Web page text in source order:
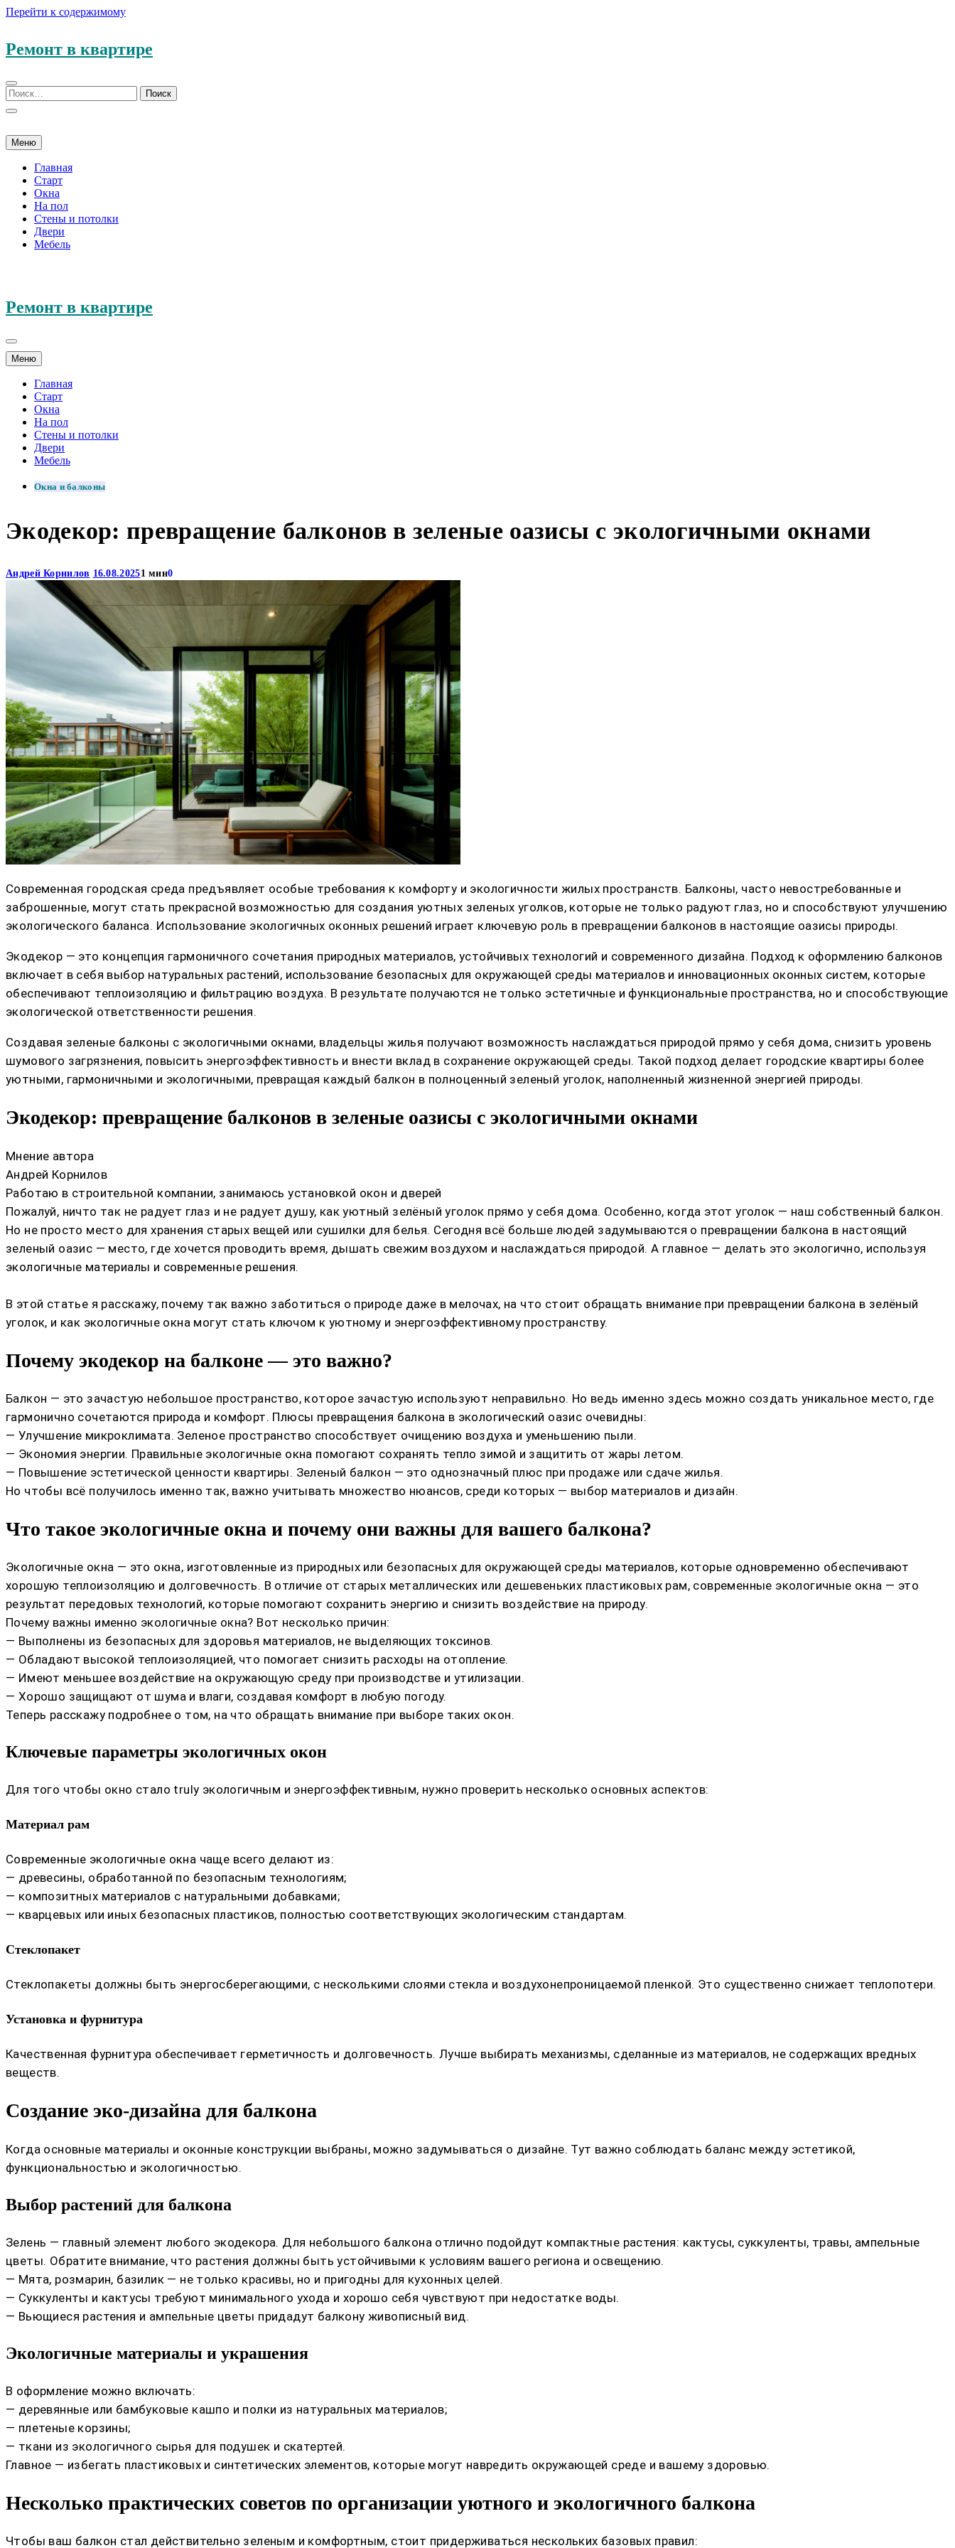
Перейти к содержимому
Ремонт в квартире
Меню
Главная
Старт
Окна
На пол
Стены и потолки
Двери
Мебель
Ремонт в квартире
Меню
Главная
Старт
Окна
На пол
Стены и потолки
Двери
Мебель
Окна и балконы
Экодекор: превращение балконов в зеленые оазисы с экологичными окнами
Андрей Корнилов 16.08.20251 мин0
Современная городская среда предъявляет особые требования к комфорту и экологичности жилых пространств. Балконы, часто невостребованные и
заброшенные, могут стать прекрасной возможностью для создания уютных зеленых уголков, которые не только радуют глаз, но и способствуют улучшению
экологического баланса. Использование экологичных оконных решений играет ключевую роль в превращении балконов в настоящие оазисы природы.
Экодекор — это концепция гармоничного сочетания природных материалов, устойчивых технологий и современного дизайна. Подход к оформлению балконов
включает в себя выбор натуральных растений, использование безопасных для окружающей среды материалов и инновационных оконных систем, которые
обеспечивают теплоизоляцию и фильтрацию воздуха. В результате получаются не только эстетичные и функциональные пространства, но и способствующие
экологической ответственности решения.
Создавая зеленые балконы с экологичными окнами, владельцы жилья получают возможность наслаждаться природой прямо у себя дома, снизить уровень
шумового загрязнения, повысить энергоэффективность и внести вклад в сохранение окружающей среды. Такой подход делает городские квартиры более
уютными, гармоничными и экологичными, превращая каждый балкон в полноценный зеленый уголок, наполненный жизненной энергией природы.
Экодекор: превращение балконов в зеленые оазисы с экологичными окнами
Мнение автора
Андрей Корнилов
Работаю в строительной компании, занимаюсь установкой окон и дверей
Пожалуй, ничто так не радует глаз и не радует душу, как уютный зелёный уголок прямо у себя дома. Особенно, когда этот уголок — наш собственный балкон.
Но не просто место для хранения старых вещей или сушилки для белья. Сегодня всё больше людей задумываются о превращении балкона в настоящий
зеленый оазис — место, где хочется проводить время, дышать свежим воздухом и наслаждаться природой. А главное — делать это экологично, используя
экологичные материалы и современные решения.
В этой статье я расскажу, почему так важно заботиться о природе даже в мелочах, на что стоит обращать внимание при превращении балкона в зелёный
уголок, и как экологичные окна могут стать ключом к уютному и энергоэффективному пространству.
Почему экодекор на балконе — это важно?
Балкон — это зачастую небольшое пространство, которое зачастую используют неправильно. Но ведь именно здесь можно создать уникальное место, где
гармонично сочетаются природа и комфорт. Плюсы превращения балкона в экологический оазис очевидны:
— Улучшение микроклимата. Зеленое пространство способствует очищению воздуха и уменьшению пыли.
— Экономия энергии. Правильные экологичные окна помогают сохранять тепло зимой и защитить от жары летом.
— Повышение эстетической ценности квартиры. Зеленый балкон — это однозначный плюс при продаже или сдаче жилья.
Но чтобы всё получилось именно так, важно учитывать множество нюансов, среди которых — выбор материалов и дизайн.
Что такое экологичные окна и почему они важны для вашего балкона?
Экологичные окна — это окна, изготовленные из природных или безопасных для окружающей среды материалов, которые одновременно обеспечивают
хорошую теплоизоляцию и долговечность. В отличие от старых металлических или дешевеньких пластиковых рам, современные экологичные окна — это
результат передовых технологий, которые помогают сохранить энергию и снизить воздействие на природу.
Почему важны именно экологичные окна? Вот несколько причин:
— Выполнены из безопасных для здоровья материалов, не выделяющих токсинов.
— Обладают высокой теплоизоляцией, что помогает снизить расходы на отопление.
— Имеют меньшее воздействие на окружающую среду при производстве и утилизации.
— Хорошо защищают от шума и влаги, создавая комфорт в любую погоду.
Теперь расскажу подробнее о том, на что обращать внимание при выборе таких окон.
Ключевые параметры экологичных окон
Для того чтобы окно стало truly экологичным и энергоэффективным, нужно проверить несколько основных аспектов:
Материал рам
Современные экологичные окна чаще всего делают из:
— древесины, обработанной по безопасным технологиям;
— композитных материалов с натуральными добавками;
— кварцевых или иных безопасных пластиков, полностью соответствующих экологическим стандартам.
Стеклопакет
Стеклопакеты должны быть энергосберегающими, с несколькими слоями стекла и воздухонепроницаемой пленкой. Это существенно снижает теплопотери.
Установка и фурнитура
Качественная фурнитура обеспечивает герметичность и долговечность. Лучше выбирать механизмы, сделанные из материалов, не содержащих вредных
веществ.
Создание эко-дизайна для балкона
Когда основные материалы и оконные конструкции выбраны, можно задумываться о дизайне. Тут важно соблюдать баланс между эстетикой,
функциональностью и экологичностью.
Выбор растений для балкона
Зелень — главный элемент любого экодекора. Для небольшого балкона отлично подойдут компактные растения: кактусы, суккуленты, травы, ампельные
цветы. Обратите внимание, что растения должны быть устойчивыми к условиям вашего региона и освещению.
— Мята, розмарин, базилик — не только красивы, но и пригодны для кухонных целей.
— Суккуленты и кактусы требуют минимального ухода и хорошо себя чувствуют при недостатке воды.
— Вьющиеся растения и ампельные цветы придадут балкону живописный вид.
Экологичные материалы и украшения
В оформление можно включать:
— деревянные или бамбуковые кашпо и полки из натуральных материалов;
— плетеные корзины;
— ткани из экологичного сырья для подушек и скатертей.
Главное — избегать пластиковых и синтетических элементов, которые могут навредить окружающей среде и вашему здоровью.
Несколько практических советов по организации уютного и экологичного балкона
Чтобы ваш балкон стал действительно зеленым и комфортным, стоит придерживаться нескольких базовых правил: